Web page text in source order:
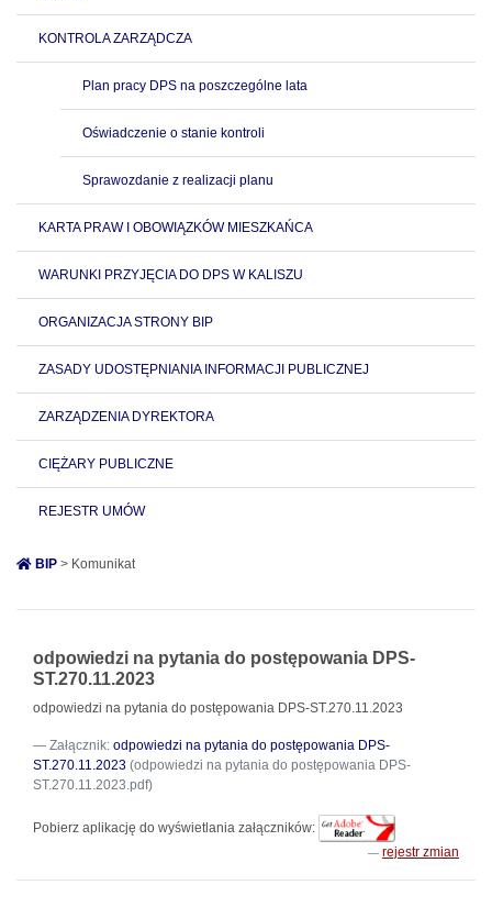
KONTROLA ZARZĄDCZA
Plan pracy DPS na poszczególne lata
Oświadczenie o stanie kontroli
Sprawozdanie z realizacji planu
KARTA PRAW I OBOWIĄZKÓW MIESZKAŃCA
WARUNKI PRZYJĘCIA DO DPS W KALISZU
ORGANIZACJA STRONY BIP
ZASADY UDOSTĘPNIANIA INFORMACJI PUBLICZNEJ
ZARZĄDZENIA DYREKTORA
CIĘŻARY PUBLICZNE
REJESTR UMÓW
BIP > Komunikat
odpowiedzi na pytania do postępowania DPS-
ST.270.11.2023
odpowiedzi na pytania do postępowania DPS-ST.270.11.2023
Załącznik: odpowiedzi na pytania do postępowania DPS-
ST.270.11.2023 (odpowiedzi na pytania do postępowania DPS-
ST.270.11.2023.pdf)
Pobierz aplikację do wyświetlania załączników:
rejestr zmian